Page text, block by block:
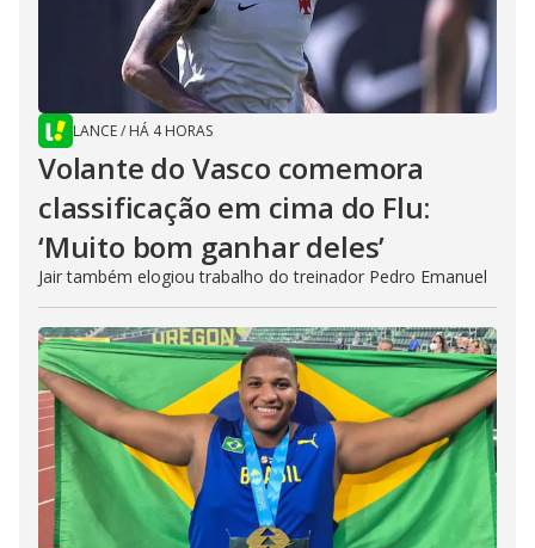
LANCE/ HÁ 4 HORAS
Volante do Vasco comemora
classificação em cima do Flu:
‘Muito bom ganhar deles’
Jair também elogiou trabalho do treinador Pedro Emanuel